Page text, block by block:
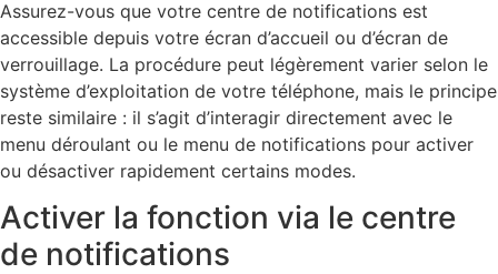
Assurez-vous que votre centre de notifications est
accessible depuis votre écran d’accueil ou d’écran de
verrouillage. La procédure peut légèrement varier selon le
système d’exploitation de votre téléphone, mais le principe
reste similaire : il s’agit d’interagir directement avec le
menu déroulant ou le menu de notifications pour activer
ou désactiver rapidement certains modes.
Activer la fonction via le centre
de notifications